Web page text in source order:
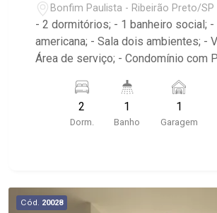
Bonfim Paulista - Ribeirão Preto/SP
- 2 dormitórios; - 1 banheiro social; - Cozinha
americana; - Sala dois ambientes; - Varanda; -
Área de serviço; - Condomínio com
Próximo à DaniBe FullStore, Bola na
Bonfim, Baterias Batex,
Centro de Bonfim;
2
Dorm.
1
Banho
1
Garagem
Cód. 20028